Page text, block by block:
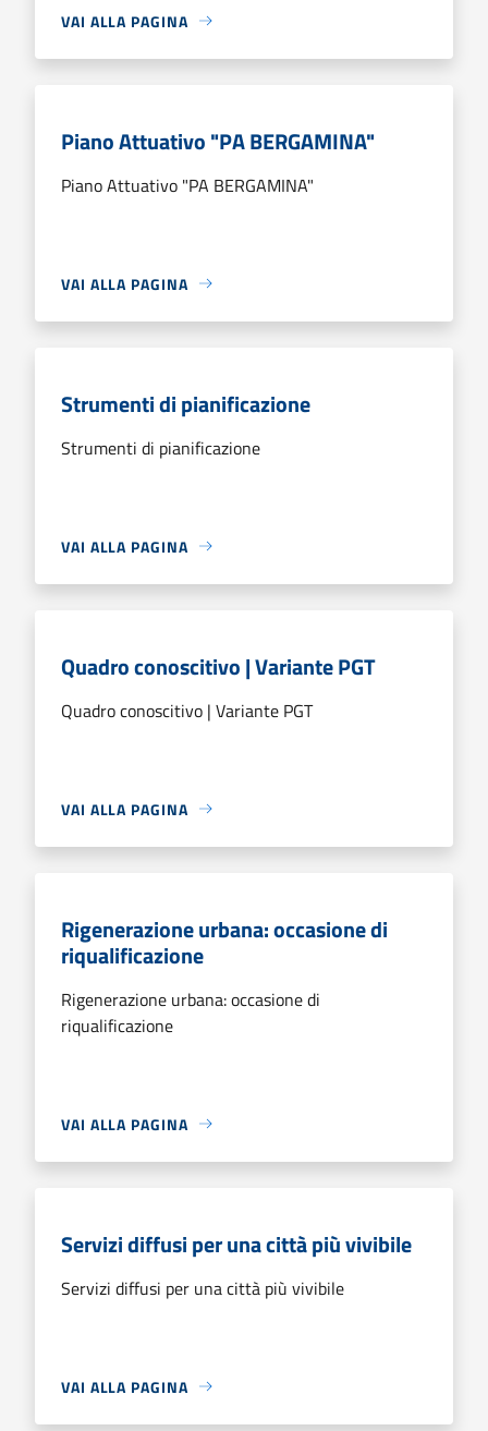
VAI ALLA PAGINA
Piano Attuativo "PA BERGAMINA"
Piano Attuativo "PA BERGAMINA"
VAI ALLA PAGINA
Strumenti di pianificazione
Strumenti di pianificazione
VAI ALLA PAGINA
Quadro conoscitivo | Variante PGT
Quadro conoscitivo | Variante PGT
VAI ALLA PAGINA
Rigenerazione urbana: occasione di
riqualificazione
Rigenerazione urbana: occasione di
riqualificazione
VAI ALLA PAGINA
Servizi diffusi per una città più vivibile
Servizi diffusi per una città più vivibile
VAI ALLA PAGINA